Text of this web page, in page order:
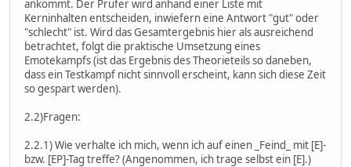
ankommt. Der Prüfer wird anhand einer Liste mit
Kerninhalten entscheiden, inwiefern eine Antwort "gut" oder
"schlecht" ist. Wird das Gesamtergebnis hier als ausreichend
betrachtet, folgt die praktische Umsetzung eines
Emotekampfs (ist das Ergebnis des Theorieteils so daneben,
dass ein Testkampf nicht sinnvoll erscheint, kann sich diese Zeit
so gespart werden).
2.2)Fragen:
2.2.1) Wie verhalte ich mich, wenn ich auf einen _Feind_ mit [E]-
bzw. [EP]-Tag treffe? (Angenommen, ich trage selbst ein [E].)